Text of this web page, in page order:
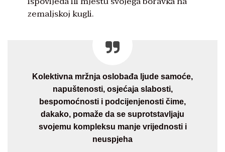
zemaljskoj kugli.
Kolektivna mržnja oslobađa ljude samoće,
napuštenosti, osjećaja slabosti,
bespomoćnosti i podcijenjenosti čime,
dakako, pomaže da se suprotstavljaju
svojemu kompleksu manje vrijednosti i
neuspjeha